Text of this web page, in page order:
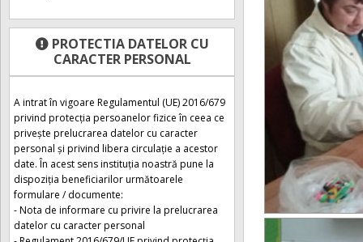
PROTECTIA DATELOR CU
CARACTER PERSONAL
A intrat în vigoare Regulamentul (UE) 2016/679
privind protecția persoanelor fizice în ceea ce
privește prelucrarea datelor cu caracter
personal și privind libera circulație a acestor
date. În acest sens instituția noastră pune la
dispoziția beneficiarilor următoarele
formulare / documente:
- Nota de informare cu privire la prelucrarea
datelor cu caracter personal